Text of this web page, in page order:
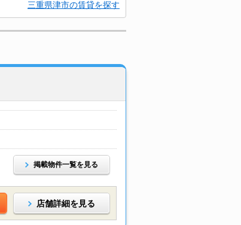
三重県津市の賃貸を探す
掲載物件一覧を見る
店舗詳細を見る